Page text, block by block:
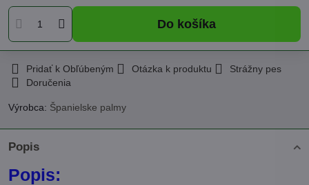
Do košíka
Pridať k Obľúbeným Otázka k produktu
Strážny pes
Doručenia
Výrobca: Španielske palmy
Popis
Popis: